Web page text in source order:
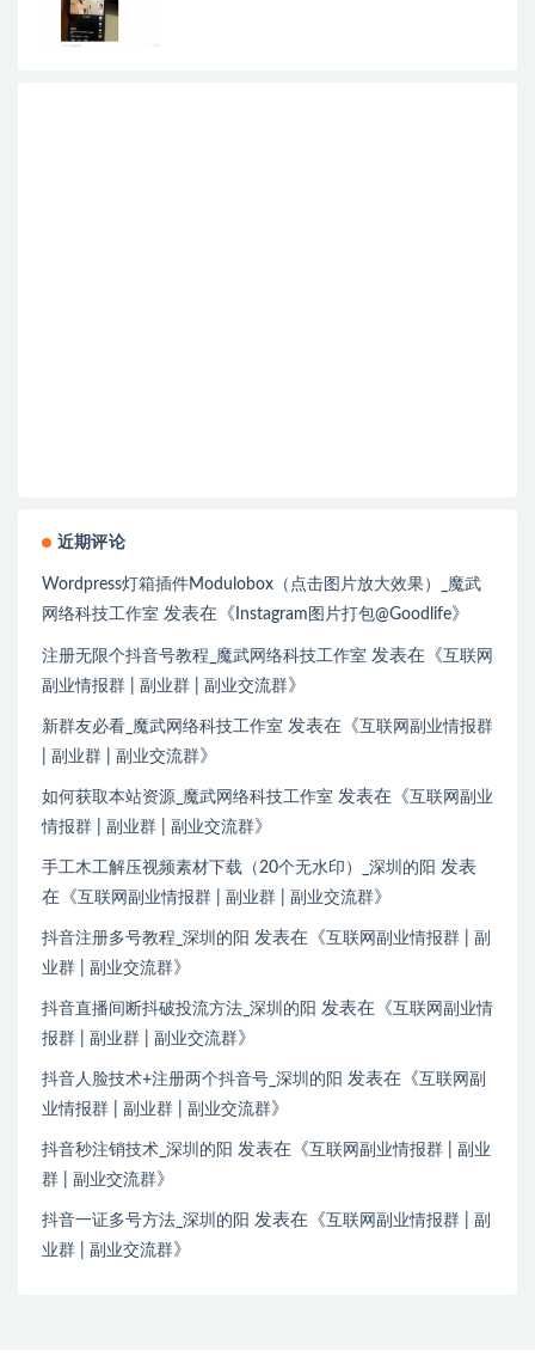
近期评论
Wordpress灯箱插件Modulobox（点击图片放大效果）_魔武
网络科技工作室 发表在《 Instagram图片打包@Goodlife》
注册无限个抖音号教程_魔武网络科技工作室 发表在《互联网
副业情报群 | 副业群 | 副业交流群》
新群友必看_魔武网络科技工作室 发表在《互联网副业情报群
| 副业群 | 副业交流群》
如何获取本站资源_魔武网络科技工作室 发表在《互联网副业
情报群 | 副业群 | 副业交流群》
手工木工解压视频素材下载（20个无水印）_深圳的阳 发表
在《互联网副业情报群 | 副业群 | 副业交流群》
抖音注册多号教程_深圳的阳 发表在《互联网副业情报群 | 副
业群 | 副业交流群》
抖音直播间断抖破投流方法_深圳的阳 发表在《互联网副业情
报群 | 副业群 | 副业交流群》
抖音人脸技术+注册两个抖音号_深圳的阳 发表在《互联网副
业情报群 | 副业群 | 副业交流群》
抖音秒注销技术_深圳的阳 发表在《互联网副业情报群 | 副业
群 | 副业交流群》
抖音一证多号方法_深圳的阳 发表在《互联网副业情报群 | 副
业群 | 副业交流群》